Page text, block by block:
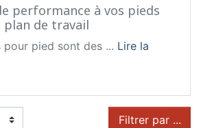
performance à vos pieds
de travail
pour pied sont des ... Lire la
Filtrer par ...